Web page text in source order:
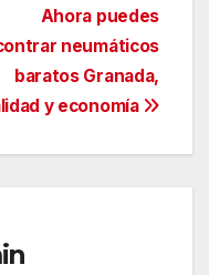
Ahora puedes
neumáticos
baratos Granada,
y economía